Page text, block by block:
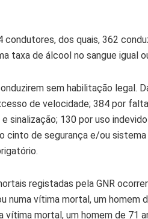
dos quais, 362
taxa de álcool no sangue igual
sem habilitação legal.
de velocidade; 384 por
sinalização; 130 por uso
cinto de segurança e/ou
registadas pela GNR
numa vítima mortal, um homem
mortal, um homem de 71